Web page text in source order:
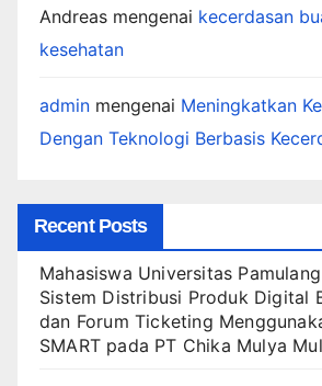
Andreas mengenai kecerdasan
kesehatan
admin mengenai Meningkatkan
Dengan Teknologi Berbasis
Recent Posts
Mahasiswa Universitas
Sistem Distribusi Produk Digital
dan Forum Ticketing
SMART pada PT Chika Mulya